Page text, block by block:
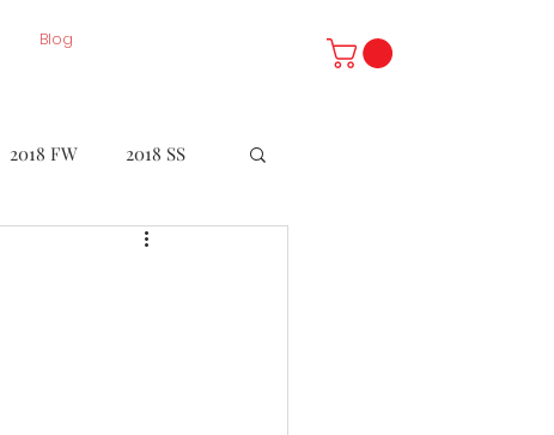
Blog
2018 FW 2018 SS